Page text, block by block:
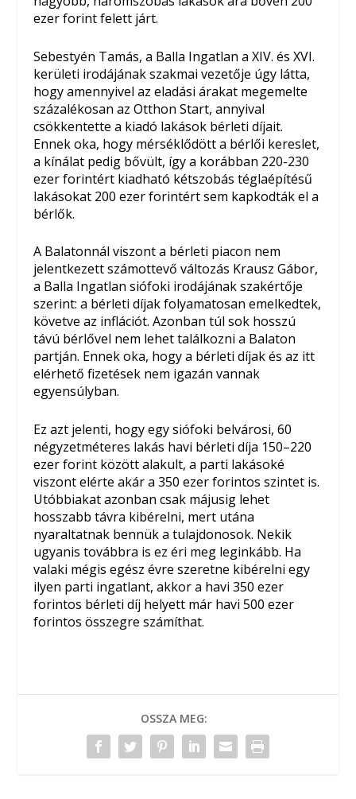
ezer forint felett járt.
Sebestyén Tamás, a Balla Ingatlan a XIV. és XVI.
kerületi irodájának szakmai vezetője úgy látta,
hogy amennyivel az eladási árakat megemelte
százalékosan az Otthon Start, annyival
csökkentette a kiadó lakások bérleti díjait.
Ennek oka, hogy mérséklődött a bérlői kereslet,
a kínálat pedig bővült, így a korábban 220-230
ezer forintért kiadható kétszobás téglaépítésű
lakásokat 200 ezer forintért sem kapkodták el a
bérlők.
A Balatonnál viszont a bérleti piacon nem
jelentkezett számottevő változás Krausz Gábor,
a Balla Ingatlan siófoki irodájának szakértője
szerint: a bérleti díjak folyamatosan emelkedtek,
követve az inflációt. Azonban túl sok hosszú
távú bérlővel nem lehet találkozni a Balaton
partján. Ennek oka, hogy a bérleti díjak és az itt
elérhető fizetések nem igazán vannak
egyensúlyban.
Ez azt jelenti, hogy egy siófoki belvárosi, 60
négyzetméteres lakás havi bérleti díja 150–220
ezer forint között alakult, a parti lakásoké
viszont elérte akár a 350 ezer forintos szintet is.
Utóbbiakat azonban csak májusig lehet
hosszabb távra kibérelni, mert utána
nyaraltatnak bennük a tulajdonosok. Nekik
ugyanis továbbra is ez éri meg leginkább. Ha
valaki mégis egész évre szeretne kibérelni egy
ilyen parti ingatlant, akkor a havi 350 ezer
forintos bérleti díj helyett már havi 500 ezer
forintos összegre számíthat.
OSSZA MEG: